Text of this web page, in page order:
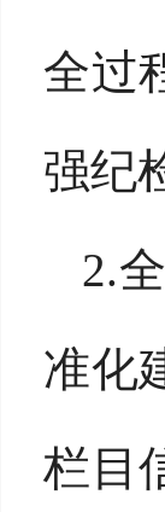
全过
强纪
2.
准化
栏目